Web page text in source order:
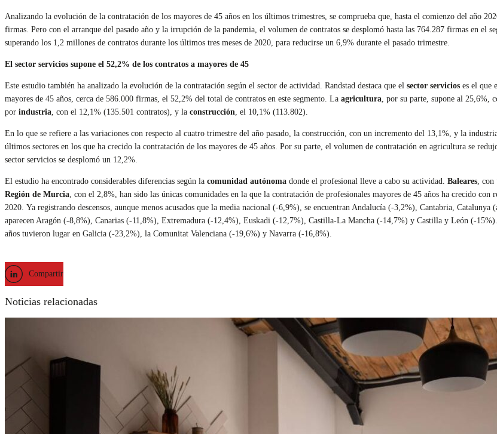
Analizando la evolución de la contratación de los mayores de 45 años en los últimos trimestres, se comprueba que, hasta el comienzo del año
firmas. Pero con el arranque del pasado año y la irrupción de la pandemia, el volumen de contratos se desplomó hasta las 764.287 firmas en el
superando los 1,2 millones de contratos durante los últimos tres meses de 2020, para reducirse un 6,9% durante el pasado trimestre.
El sector servicios supone el 52,2% de los contratos a mayores de 45
Este estudio también ha analizado la evolución de la contratación según el sector de actividad. Randstad destaca que el sector servicios es el que
mayores de 45 años, cerca de 586.000 firmas, el 52,2% del total de contratos en este segmento. La agricultura , por su parte, supone al 25,6%,
por industria , con el 12,1% (135.501 contratos), y la construcción , el 10,1% (113.802).
En lo que se refiere a las variaciones con respecto al cuatro trimestre del año pasado, la construcción, con un incremento del 13,1%, y la
últimos sectores en los que ha crecido la contratación de los mayores de 45 años. Por su parte, el volumen de contratación en agricultura se
sector servicios se desplomó un 12,2%.
El estudio ha encontrado considerables diferencias según la comunidad autónoma donde el profesional lleve a cabo su actividad. Baleares ,
Región de Murcia , con el 2,8%, han sido las únicas comunidades en la que la contratación de profesionales mayores de 45 años ha crecido con
2020. Ya registrando descensos, aunque menos acusados que la media nacional (-6,9%), se encuentran Andalucía (-3,2%), Cantabria,
aparecen Aragón (-8,8%), Canarias (-11,8%), Extremadura (-12,4%), Euskadi (-12,7%), Castilla-La Mancha (-14,7%) y Castilla y León (-
años tuvieron lugar en Galicia (-23,2%), la Comunitat Valenciana (-19,6%) y Navarra (-16,8%).
Compartir
Noticias relacionadas